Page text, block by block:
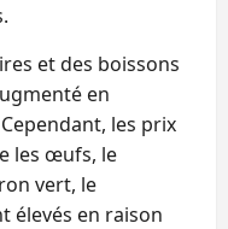
et des boissons
en
les prix
les œufs, le
vert, le
élevés en raison